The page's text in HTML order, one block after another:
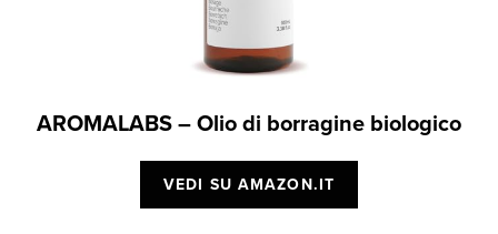
AROMALABS – Olio di borragine biologico
VEDI SU AMAZON.IT